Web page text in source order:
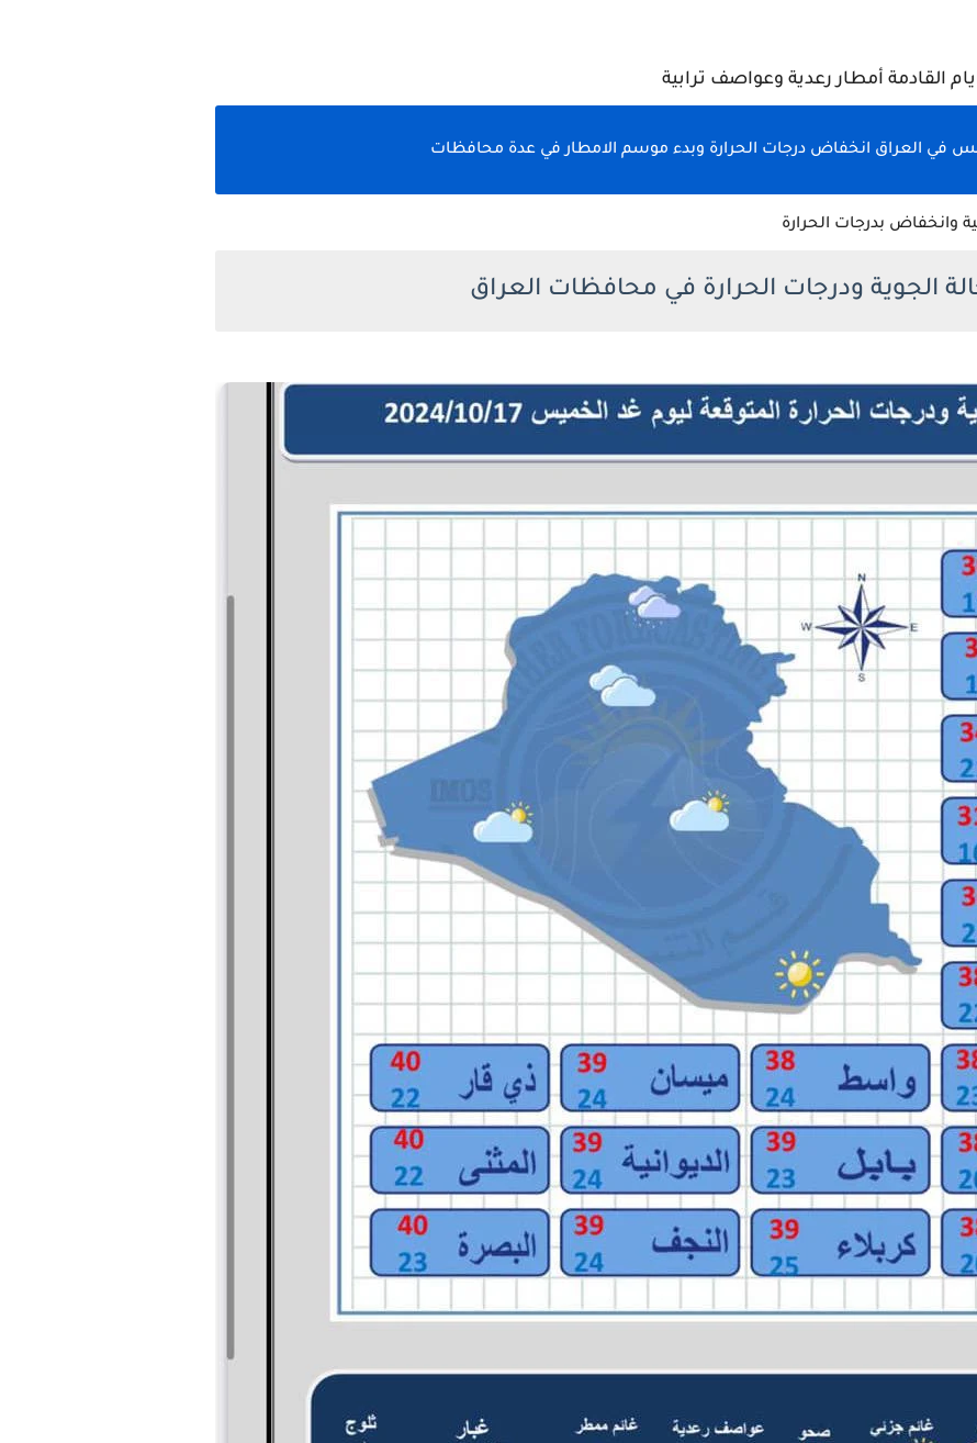
في العراق انخفاض درجات الحرارة وبدء موسم الامطار في عدة محافظات
وانخفاض بدرجات الحرارة
الجوية ودرجات الحرارة في محافظات العراق